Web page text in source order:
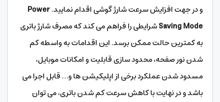
و در جهت افزایش سرعت شارژ گوشی اقدام نمایید.Power
Saving Modeشرایطی را فراهم می کند که مصرف شارژ باتری
به کمترین حالت ممکن برسد. این اقدامات به واسطه کم
شدن نور صفحه، محدود سازی قابلیت و امکانات موبایل،
مسدود شدن عملکرد برخی از اپلیکیشن ها و… قابل اجرا می
باشد و در نهایت با کاهش سرعت کم شدن باتری، می توان